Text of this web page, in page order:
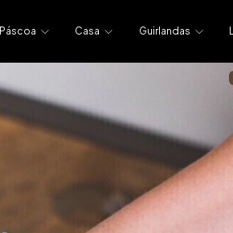
Páscoa Casa Guirlandas